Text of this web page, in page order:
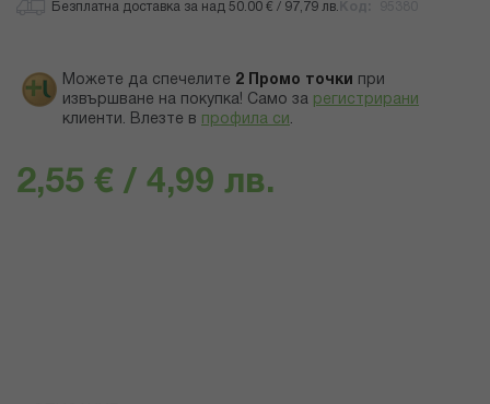
Безплатна доставка за над 50.00 € / 97,79 лв.
Можете да спечелите 2 Промо точки
при
извършване на покупка! Само за регистрирани
клиенти. Влезте в профила си .
2,55 € / 4,99 лв.